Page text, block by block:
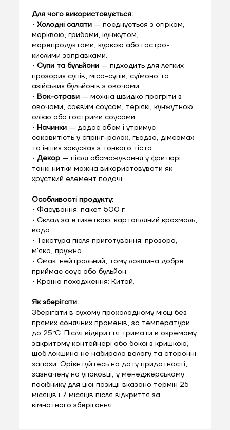
Для чого використовується:
•Холодні салати — поєднується з огірком,
морквою, грибами, кунжутом,
морепродуктами, куркою або гостро-
кислими заправками.
•Супи та бульйони — підходить для легких
прозорих супів, місо-супів, суїмоно та
азійських бульйонів з овочами.
• Вок-страви — можна швидко прогріти з
овочами, соєвим соусом, теріякі, кунжутною
олією або гострими соусами.
• Начинки — додає об'єм і утримує
соковитість у спрінг-ролах, гьодза, дімсамах
та інших закусках з тонкого тіста.
•Декор — після обсмажування у фритюрі
тонкі нитки можна використовувати як
хрусткий елемент подачі.
Особливості продукту:
• Фасування: пакет 500 г.
• Склад за етикеткою: картопляний крохмаль,
вода.
• Текстура після приготування: прозора,
м'яка, пружна.
• Смак: нейтральний, тому локшина добре
приймає соус або бульйон.
• Країна походження: Китай.
Як зберігати:
Зберігати в сухому прохолодному місці без
прямих сонячних променів, за температури
до 25°C. Після відкриття тримати в окремому
закритому контейнері або боксі з кришкою,
щоб локшина не набирала вологу та сторонні
запахи. Орієнтуйтесь на дату придатності,
зазначену на упаковці; у менеджерському
посібнику для цієї позиції вказано термін 25
місяців і 7 місяців після відкриття за
кімнатного зберігання.